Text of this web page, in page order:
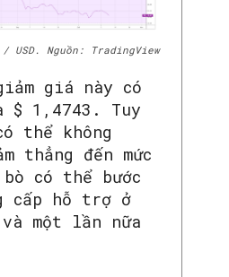
USD. Nguồn: TradingView
giá này có
$ 1,4743. Tuy
thể không
thẳng đến mức
có thể bước
cấp hỗ trợ ở
một lần nữa